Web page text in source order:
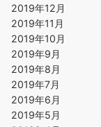
2019年12月
2019年11月
2019年10月
2019年9月
2019年8月
2019年7月
2019年6月
2019年5月